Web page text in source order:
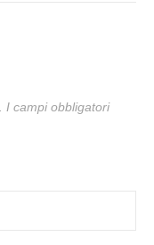
I campi obbligatori